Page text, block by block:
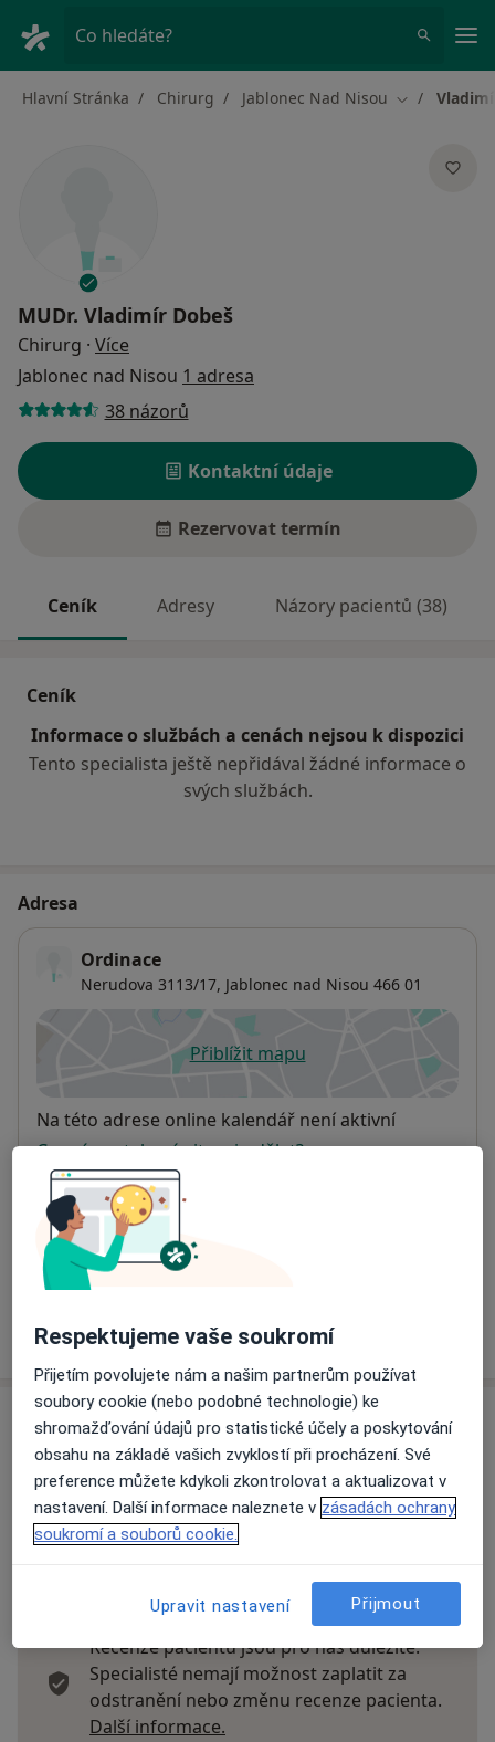
Co hledáte?
Hlavní Stránka Chirurg Jablonec Nad Nisou Změna města
MUDr. Vladimír Dobeš
Chirurg · Více
Jablonec nad Nisou 1 adresa
38 názorů
Kontaktní údaje
Rezervovat termín
Ceník Adresy Názory pacientů (38)
Ceník
Informace o službách a cenách nejsou k dispozici
Tento specialista ještě nepřidával žádné informace o
svých službách.
Adresa
Ordinace
Nerudova 3113/17, Jablonec nad Nisou 466 01
Přiblížit mapuse otevře v nové záložce
Dostupnost
Na této adrese online kalendář není aktivní
Co mám v takové situaci udělat?
Způsoby platby (soukromé návštěvy)
Na teto adrese lékař přijímá pacienty na pojišťovnu
Detaily
Víceo adrese
Názory
Přidejte svůj názor
Recenze pacientů jsou pro nás důležité.
Specialisté nemají možnost zaplatit za
odstranění nebo změnu recenze pacienta.
Další informace.
Respektujeme vaše soukromí
Přijetím povolujete nám a našim partnerům používat
soubory cookie (nebo podobné technologie) ke
shromažďování údajů pro statistické účely a poskytování
obsahu na základě vašich zvyklostí při procházení. Své
preference můžete kdykoli zkontrolovat a aktualizovat v
nastavení. Další informace naleznete v zásadách ochrany
soukromí a souborů cookie.
Upravit nastavení Přijmout